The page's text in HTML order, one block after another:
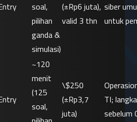
soal,
pilihan
ganda &
simulasi)
(±Rp6 juta),
valid 3 thn
siber
untuk
~120
menit
(125
soal,
\$250
(±Rp3,7
juta)
TI;
sebelum